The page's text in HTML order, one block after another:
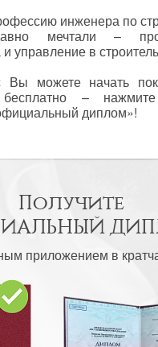
инженера по
мечтали –
управление в
Вы можете начать
бесплатно –
диплом»!
Получите
приложением в